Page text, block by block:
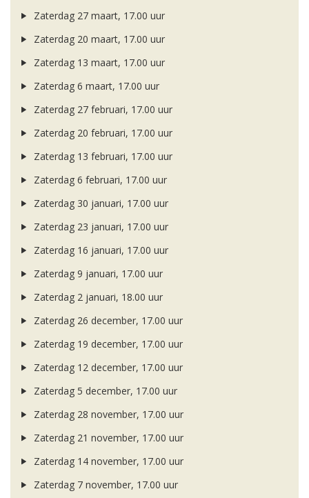
Zaterdag 27 maart, 17.00 uur
Zaterdag 20 maart, 17.00 uur
Zaterdag 13 maart, 17.00 uur
Zaterdag 6 maart, 17.00 uur
Zaterdag 27 februari, 17.00 uur
Zaterdag 20 februari, 17.00 uur
Zaterdag 13 februari, 17.00 uur
Zaterdag 6 februari, 17.00 uur
Zaterdag 30 januari, 17.00 uur
Zaterdag 23 januari, 17.00 uur
Zaterdag 16 januari, 17.00 uur
Zaterdag 9 januari, 17.00 uur
Zaterdag 2 januari, 18.00 uur
Zaterdag 26 december, 17.00 uur
Zaterdag 19 december, 17.00 uur
Zaterdag 12 december, 17.00 uur
Zaterdag 5 december, 17.00 uur
Zaterdag 28 november, 17.00 uur
Zaterdag 21 november, 17.00 uur
Zaterdag 14 november, 17.00 uur
Zaterdag 7 november, 17.00 uur